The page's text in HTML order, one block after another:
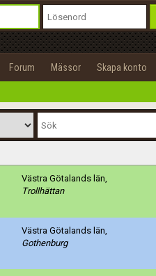
Forum Mässor Skapa konto
Västra Götalands län,
Trollhättan
Västra Götalands län,
Gothenburg